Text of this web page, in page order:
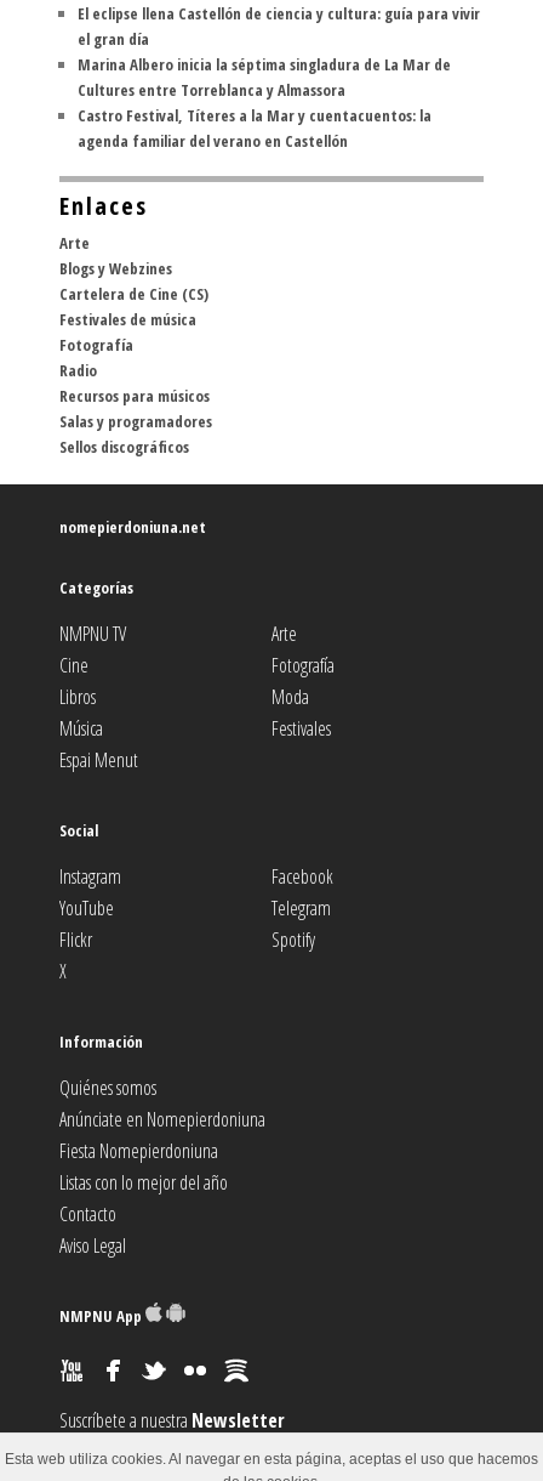
El eclipse llena Castellón de ciencia y cultura: guía para vivir
el gran día
Marina Albero inicia la séptima singladura de La Mar de
Cultures entre Torreblanca y Almassora
Castro Festival, Títeres a la Mar y cuentacuentos: la
agenda familiar del verano en Castellón
Enlaces
Arte
Blogs y Webzines
Cartelera de Cine (CS)
Festivales de música
Fotografía
Radio
Recursos para músicos
Salas y programadores
Sellos discográficos
nomepierdoniuna.net
Categorías
NMPNU TV
Arte
Cine
Fotografía
Libros
Moda
Música
Festivales
Espai Menut
Social
Instagram
Facebook
YouTube
Telegram
Flickr
Spotify
X
Información
Quiénes somos
Anúnciate en Nomepierdoniuna
Fiesta Nomepierdoniuna
Listas con lo mejor del año
Contacto
Aviso Legal
NMPNU App
Suscríbete a nuestra Newsletter
Suscríbete al canalRSS
Esta web utiliza cookies. Al navegar en esta página, aceptas el uso que hacemos